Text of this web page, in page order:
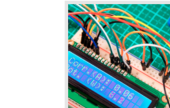
ARDUINO
CONTACTOS